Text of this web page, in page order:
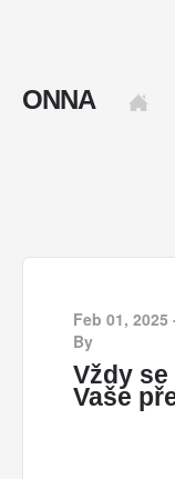
ONNA
Feb 01, 2025
By
Vždy
Vaše